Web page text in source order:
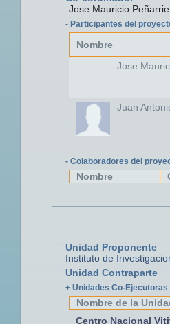
Jose Mauricio
- Participantes del
Nombre
Jose
Juan
- Colaboradores del
Nombre
Unidad Proponente
Instituto de
Unidad Contraparte
+ Unidades Co-Ejecutoras
Nombre de la
Centro Nacional